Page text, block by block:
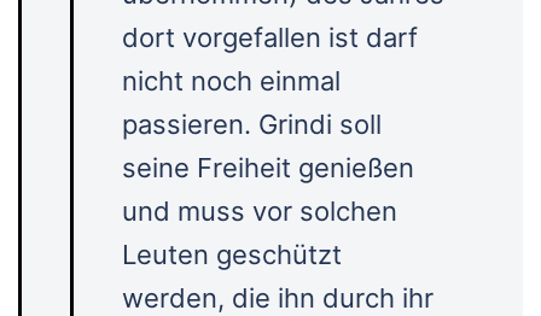
dort vorgefallen ist darf
nicht noch einmal
passieren. Grindi soll
seine Freiheit genießen
und muss vor solchen
Leuten geschützt
werden, die ihn durch ihr